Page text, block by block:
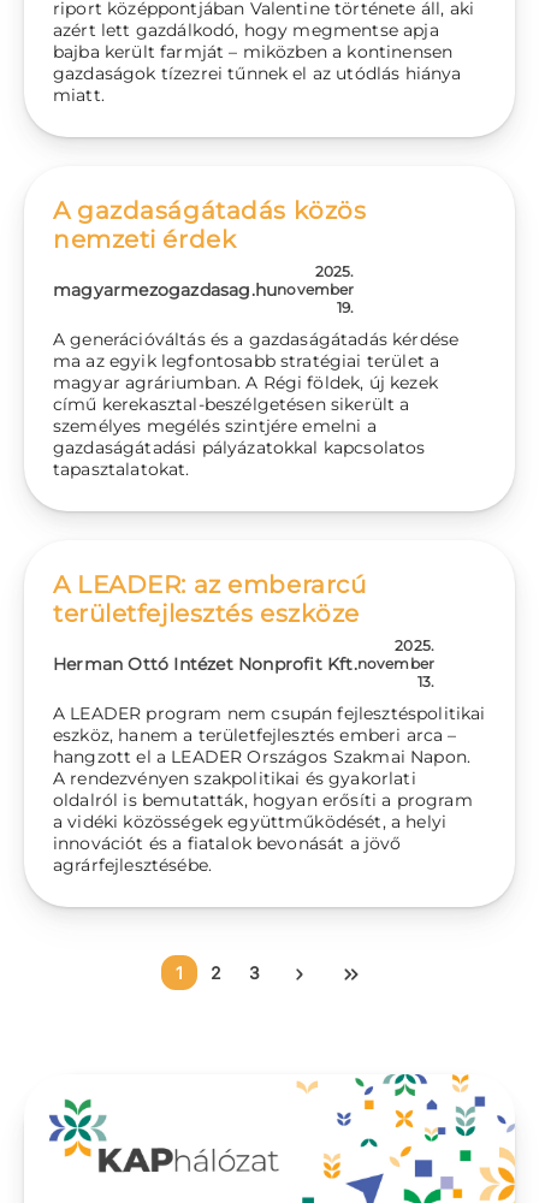
riport középpontjában Valentine története áll, aki
azért lett gazdálkodó, hogy megmentse apja
bajba került farmját – miközben a kontinensen
gazdaságok tízezrei tűnnek el az utódlás hiánya
miatt.
A gazdaságátadás közös
nemzeti érdek
magyarmezogazdasag.hu
2025.
november
19.
A generációváltás és a gazdaságátadás kérdése
ma az egyik legfontosabb stratégiai terület a
magyar agráriumban. A Régi földek, új kezek
című kerekasztal-beszélgetésen sikerült a
személyes megélés szintjére emelni a
gazdaságátadási pályázatokkal kapcsolatos
tapasztalatokat.
A LEADER: az emberarcú
területfejlesztés eszköze
Herman Ottó Intézet Nonprofit Kft.
2025.
november
13.
A LEADER program nem csupán fejlesztéspolitikai
eszköz, hanem a területfejlesztés emberi arca –
hangzott el a LEADER Országos Szakmai Napon.
A rendezvényen szakpolitikai és gyakorlati
oldalról is bemutatták, hogyan erősíti a program
a vidéki közösségek együttműködését, a helyi
innovációt és a fiatalok bevonását a jövő
agrárfejlesztésébe.
Oldalszámozás
Jelenlegi oldal
1 Oldal
2 Oldal
3 Következő oldal
Utolsó oldal